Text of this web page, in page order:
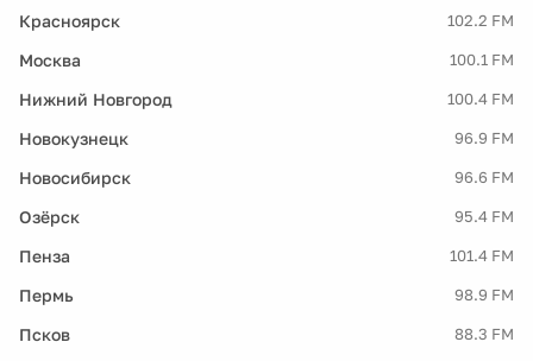
Красноярск 102.2 FM
Москва 100.1 FM
Нижний Новгород 100.4 FM
Новокузнецк 96.9 FM
Новосибирск 96.6 FM
Озёрск 95.4 FM
Пенза 101.4 FM
Пермь 98.9 FM
Псков 88.3 FM